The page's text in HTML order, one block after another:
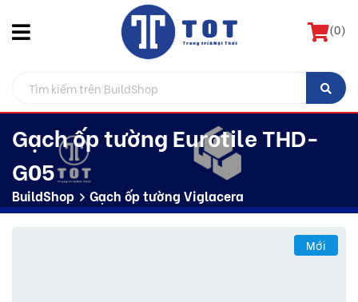
(0)
Gạch ốp tường Eurotile THD-
G05
BuildShop Gạch ốp tường Viglacera
Mới